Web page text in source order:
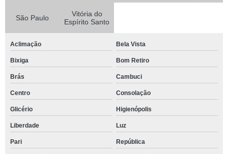
São Paulo
Vitória do
Espírito Santo
Aclimação Bela Vista
Bixiga Bom Retiro
Brás Cambuci
Centro Consolação
Glicério Higienópolis
Liberdade Luz
Pari República